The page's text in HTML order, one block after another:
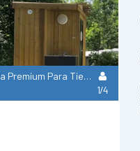
Parcela Premium Para Tienda/Caravana Pequeña Con Baño Privado.
1/4